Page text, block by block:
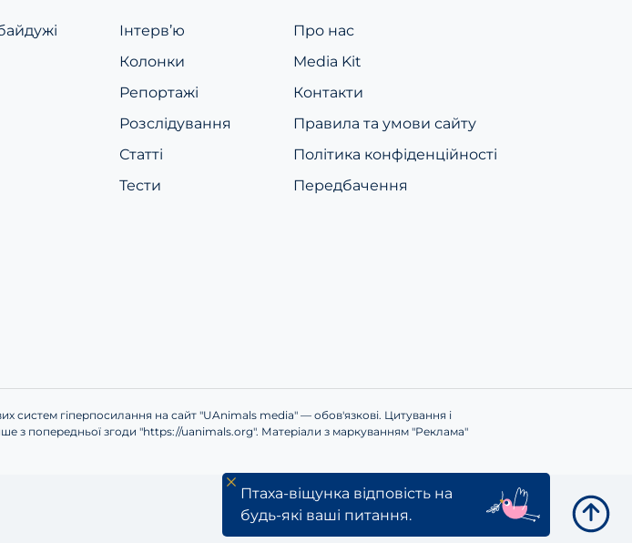
Інтерв’ю
Колонки
Репортажі
Розслідування
Статті
Тести
Про нас
Media Kit
Контакти
Правила та умови сайту
Політика конфіденційності
Передбачення
систем гіперпосилання на сайт "UAnimals media" — обов'язкові. Цитування і
з попередньої згоди "https://uanimals.org". Матеріали з маркуванням "Реклама"
UAnimals @ 2024
Птаха-віщунка відповість на
будь-які ваші питання.